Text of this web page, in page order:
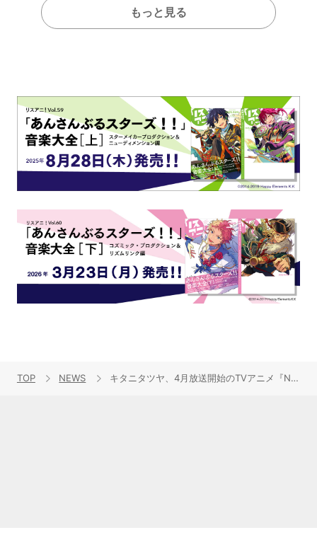
もっと見る
TOP NEWS キタニタツヤ、4月放送開始のTVアニメ『NEEDY GIRL OVERDOSE』EDテーマに「れびてーしょん」が決定！